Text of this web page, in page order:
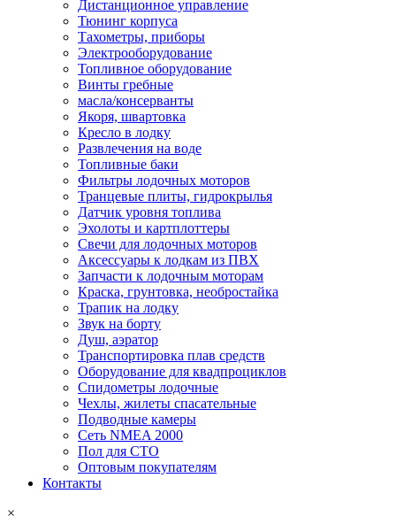
Дистанционное управление
Тюнинг корпуса
Тахометры, приборы
Электрооборудование
Топливное оборудование
Винты гребные
масла/консерванты
Якоря, швартовка
Кресло в лодку
Развлечения на воде
Топливные баки
Фильтры лодочных моторов
Транцевые плиты, гидрокрылья
Датчик уровня топлива
Эхолоты и картплоттеры
Cвечи для лодочных моторов
Аксессуары к лодкам из ПВХ
Запчасти к лодочным моторам
Краска, грунтовка, необростайка
Трапик на лодку
Звук на борту
Душ, аэратор
Транспортировка плав средств
Оборудование для квадпроциклов
Спидометры лодочные
Чехлы, жилеты спасательные
Подводные камеры
Сеть NMEA 2000
Пол для СТО
Оптовым покупателям
Контакты
×